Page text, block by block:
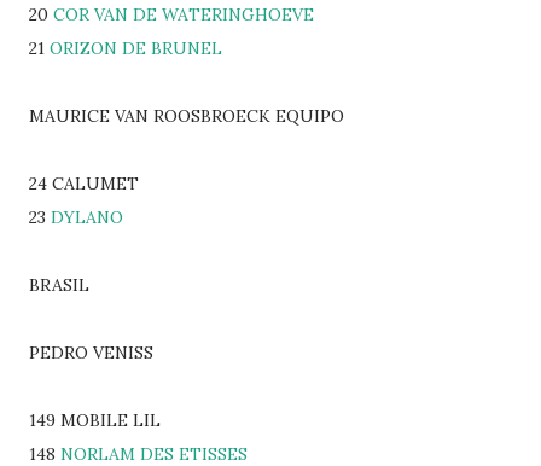
20 COR VAN DE WATERINGHOEVE
21 ORIZON DE BRUNEL
MAURICE VAN ROOSBROECK EQUIPO
24 CALUMET
23 DYLANO
BRASIL
PEDRO VENISS
149 MOBILE LIL
148 NORLAM DES ETISSES